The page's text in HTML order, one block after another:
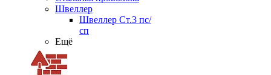
Швеллер
Швеллер Ст.3 пс/
сп
Ещё